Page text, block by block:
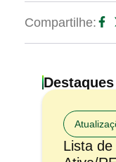
Compartilhe:
Destaques
Lista